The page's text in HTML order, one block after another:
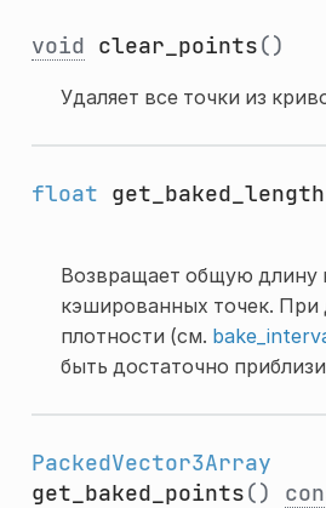
void clear_points()
Удаляет все точки из
float get_baked_length
Возвращает общую длину
кэшированных точек. При
плотности (см.
быть достаточно
PackedVector3Array
get_baked_points()